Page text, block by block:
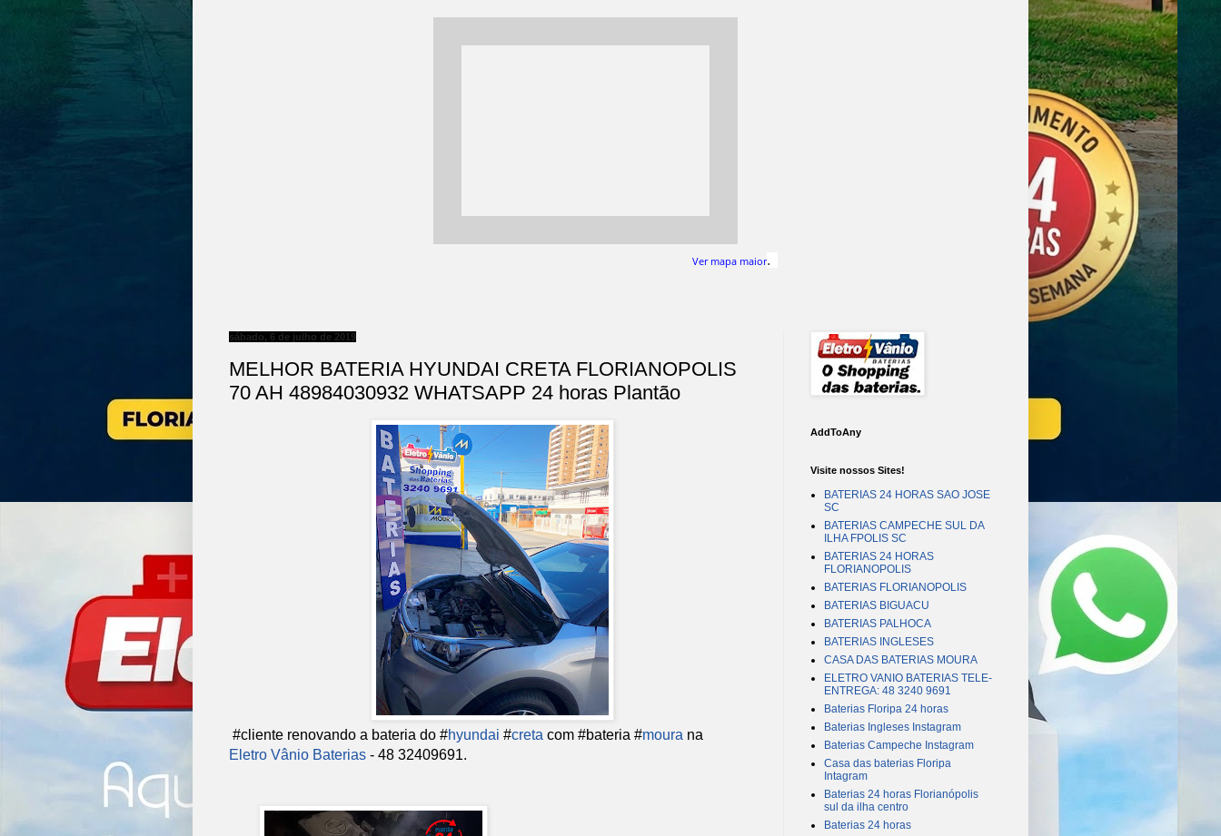
Ver mapa maior.
sábado, 6 de julho de 2019
MELHOR BATERIA HYUNDAI CRETA FLORIANOPOLIS
70 AH 48984030932 WHATSAPP 24 horas Plantão
#cliente renovando a bateria do #hyundai #creta com #bateria #moura na
Eletro Vânio Baterias - 48 32409691.
AddToAny
Visite nossos Sites!
BATERIAS 24 HORAS SAO JOSE
SC
BATERIAS CAMPECHE SUL DA
ILHA FPOLIS SC
BATERIAS 24 HORAS
FLORIANOPOLIS
BATERIAS FLORIANOPOLIS
BATERIAS BIGUACU
BATERIAS PALHOCA
BATERIAS INGLESES
CASA DAS BATERIAS MOURA
ELETRO VANIO BATERIAS TELE-
ENTREGA: 48 3240 9691
Baterias Floripa 24 horas
Baterias Ingleses Instagram
Baterias Campeche Instagram
Casa das baterias Floripa
Intagram
Baterias 24 horas Florianópolis
sul da ilha centro
Baterias 24 horas